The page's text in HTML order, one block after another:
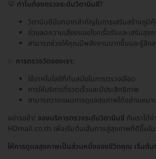
💡 ทำไมต้องตรวจระดับวิตามินซี?
วิตามินซีมีบทบาทสำคัญในการเสริมสร้างภูมิ
ช่วยลดความเสี่ยงของโรคเรื้อรังและเสริมสุข
สามารถช่วยให้คุณมีพลังงานมากขึ้นและรู้สึก
การตรวจวัดของเรา:
ใช้เทคโนโลยีที่ทันสมัยในการตรวจเลือด
การให้บริการที่รวดเร็วและมีประสิทธิภาพ
สามารถวางแผนการดูแลสุขภาพได้อย่างเหม
อย่ารอช้า! จองบริการตรวจระดับวิตามินซี กับเราได้
HDmall.co.th เพื่อเริ่มต้นเส้นทางสู่สุขภาพที่ดีขึ้นใ
ให้การดูแลสุขภาพเป็นส่วนหนึ่งของชีวิตคุณ เริ่มต้